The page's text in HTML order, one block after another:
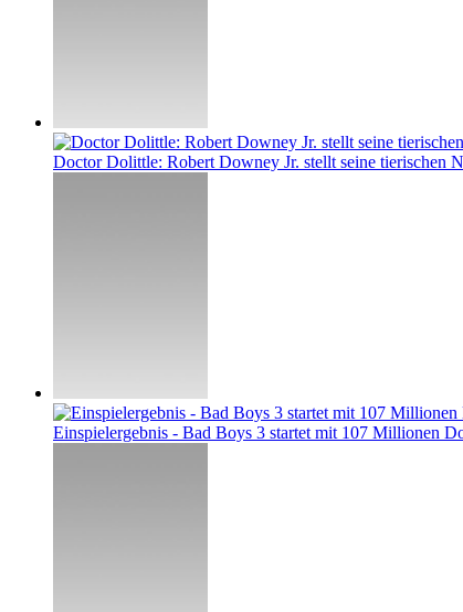
Doctor Dolittle: Robert Downey Jr. stellt seine tierischen
Einspielergebnis - Bad Boys 3 startet mit 107 Millionen